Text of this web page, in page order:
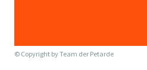
© Copyright byTeam der Petarde